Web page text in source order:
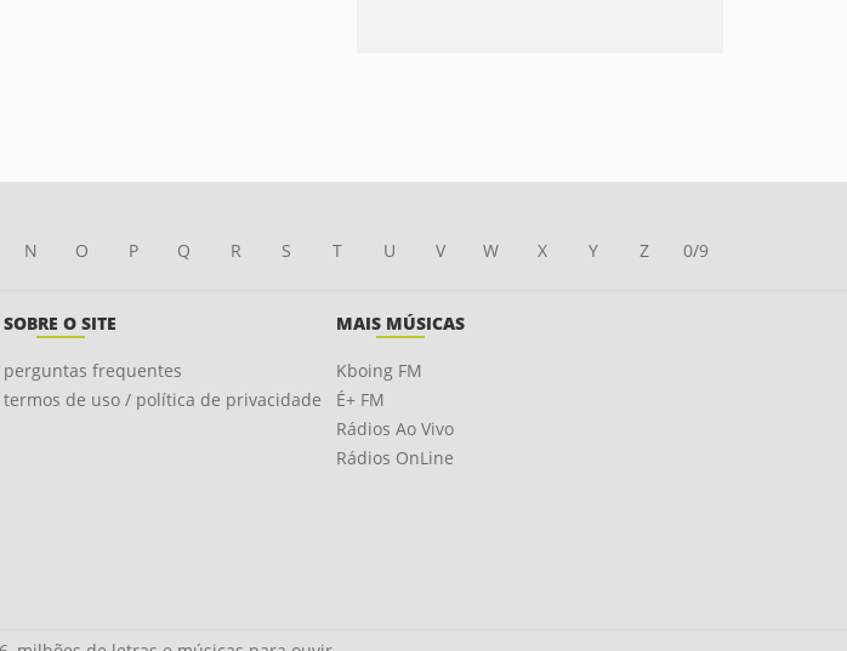
N O P Q R S T U V W X Y Z 0/9
SOBRE O SITE
perguntas frequentes
termos de uso / política de privacidade
MAIS MÚSICAS
Kboing FM
É+ FM
Rádios Ao Vivo
Rádios OnLine